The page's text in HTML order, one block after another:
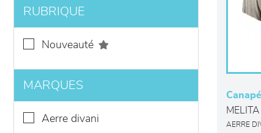
RUBRIQUE
nouveauté
MARQUES
aerre divani
MELITA
AERRE